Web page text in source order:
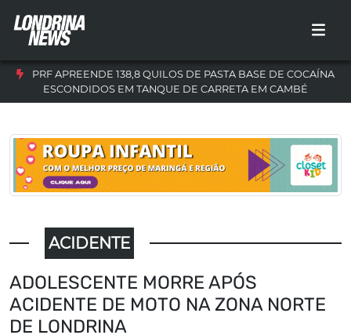
PRF APREENDE 138,8 QUILOS DE PASTA BASE DE COCAÍNA
ESCONDIDOS EM TANQUE DE CARRETA EM CAMBÉ
ACIDENTE
ADOLESCENTE MORRE APÓS
ACIDENTE DE MOTO NA ZONA NORTE
DE LONDRINA